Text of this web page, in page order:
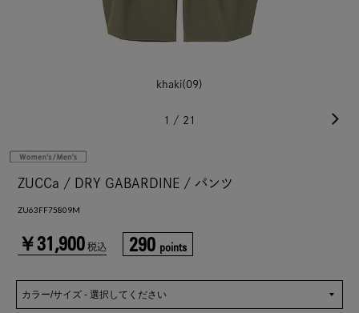
khaki(09)
1 / 21
ZUCCa / DRY GABARDINE / パンツ
ZU63FF75809M
￥31,900 税込 290 points